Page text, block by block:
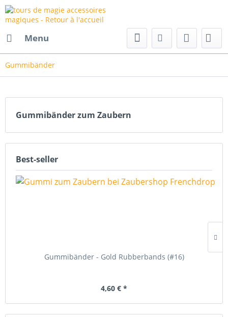
Menu
Gummibänder
Gummibänder zum Zaubern
Best-seller
Gummibänder - Gold Rubberbands (#16)
4,60 € *